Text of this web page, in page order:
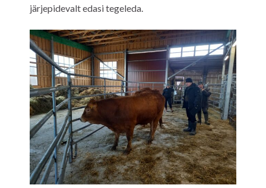
järjepidevalt edasi tegeleda.